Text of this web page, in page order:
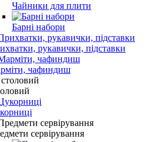
Чайники для плити
Барні набори
рукавички, підставки
чафиндиш
сервірування